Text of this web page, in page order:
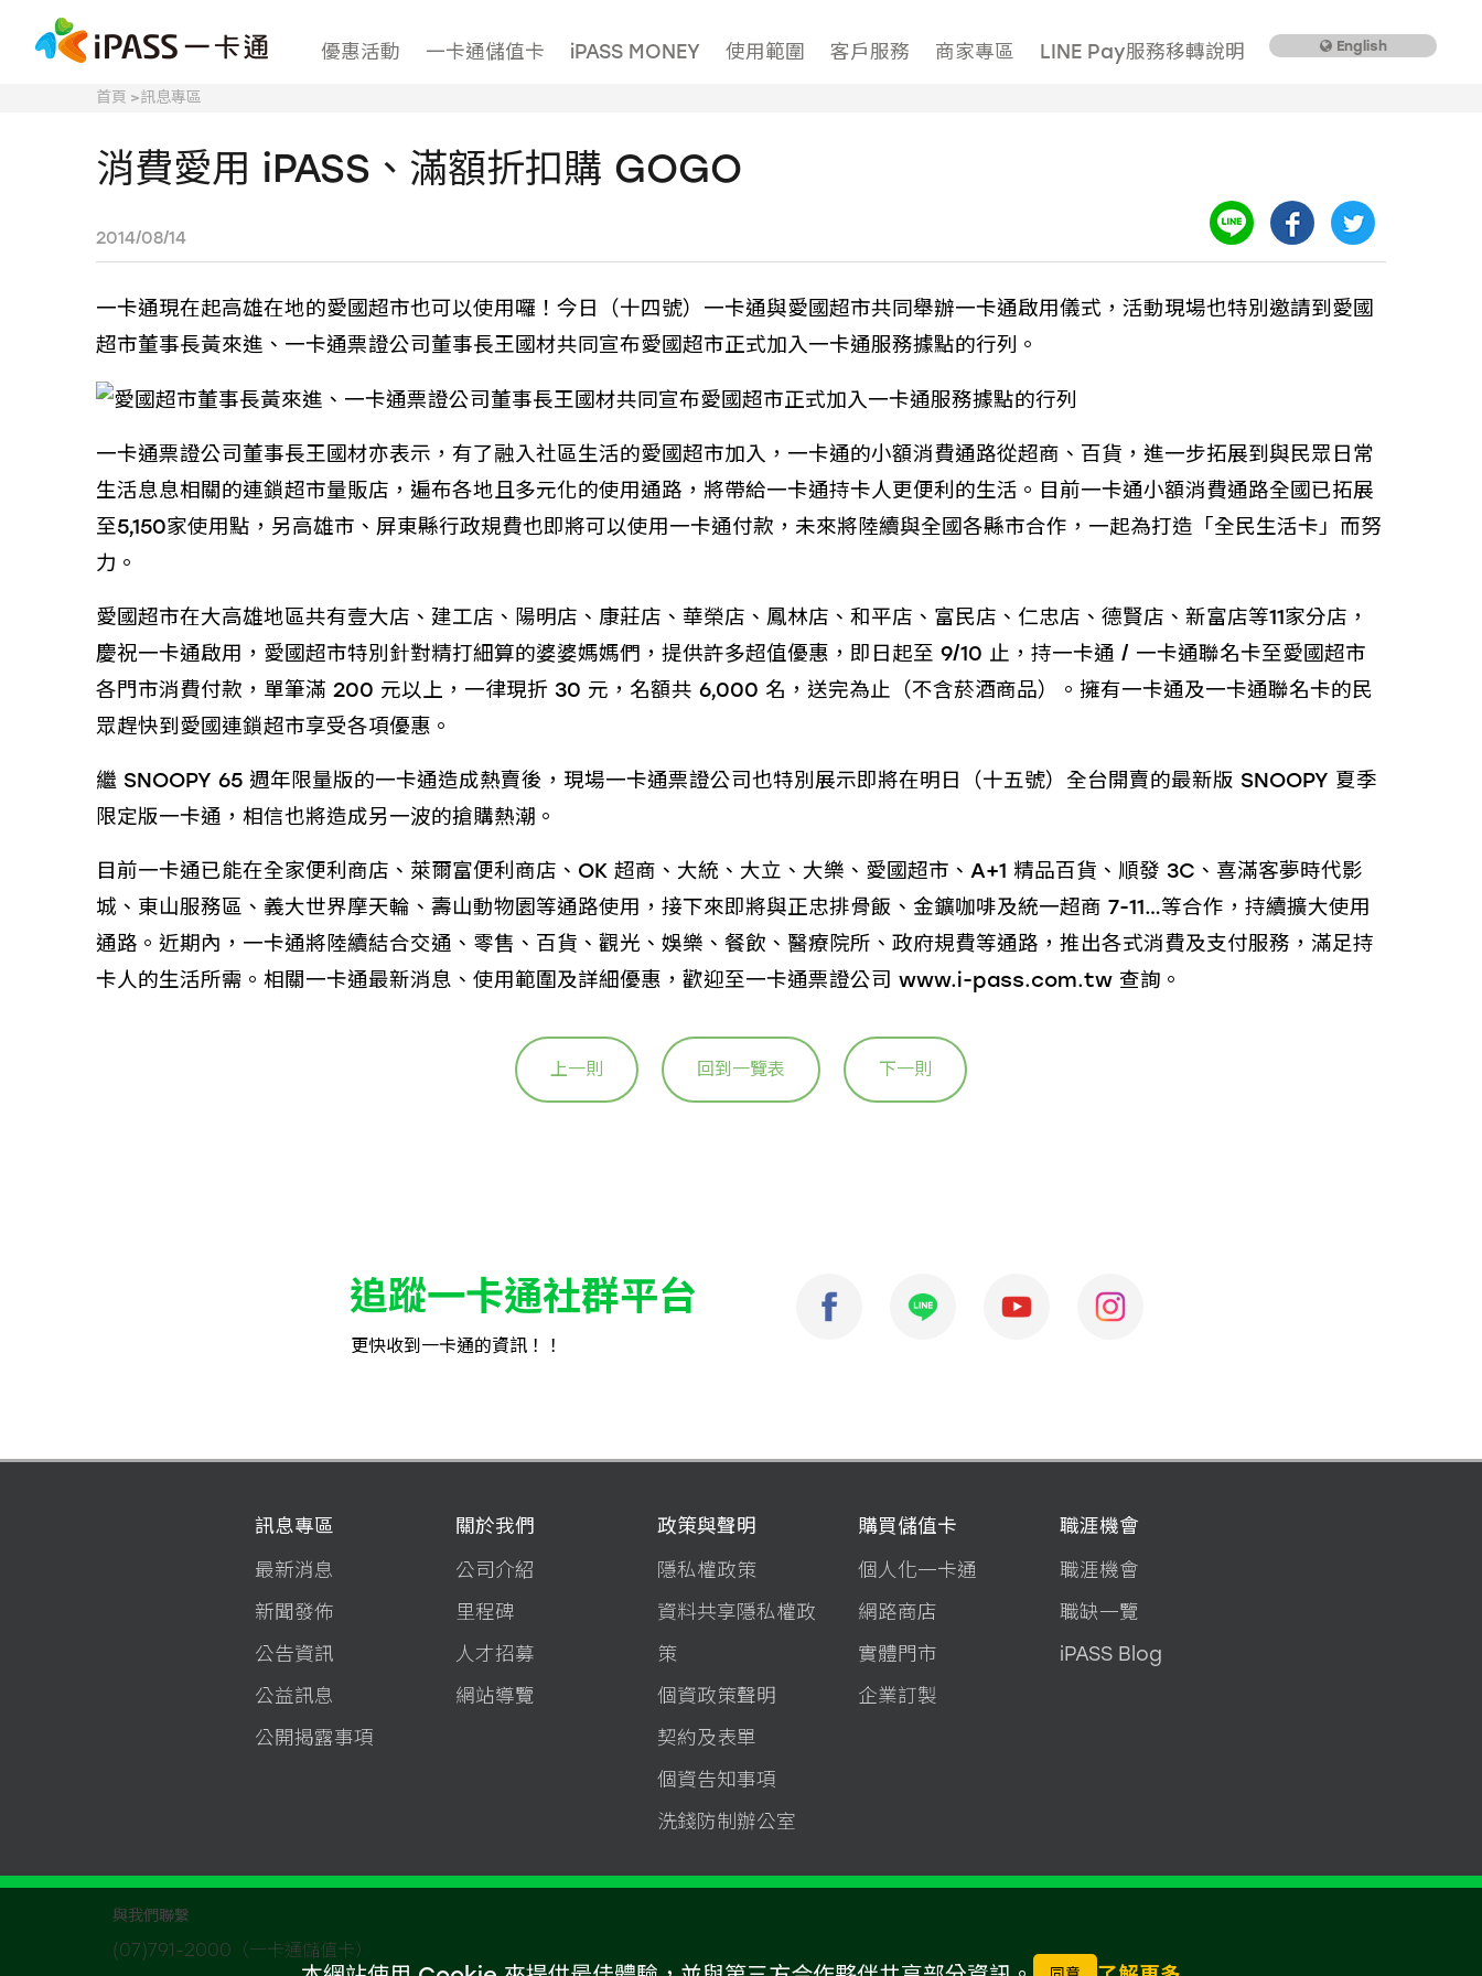
優惠活動 一卡通儲值卡 iPASS MONEY 使用範圍 客戶服務 商家專區 LINE Pay服務移轉說明 English
首頁 >訊息專區
消費愛用 iPASS、滿額折扣購 GOGO
2014/08/14
一卡通現在起高雄在地的愛國超市也可以使用囉！今日（十四號）一卡通與愛國超市共同舉辦一卡通啟用儀式，活動現場也特別邀請到愛國
超市董事長黃來進、一卡通票證公司董事長王國材共同宣布愛國超市正式加入一卡通服務據點的行列。
一卡通票證公司董事長王國材亦表示，有了融入社區生活的愛國超市加入，一卡通的小額消費通路從超商、百貨，進一步拓展到與民眾日常
生活息息相關的連鎖超市量販店，遍布各地且多元化的使用通路，將帶給一卡通持卡人更便利的生活。目前一卡通小額消費通路全國已拓展
至5,150家使用點，另高雄市、屏東縣行政規費也即將可以使用一卡通付款，未來將陸續與全國各縣市合作，一起為打造「全民生活卡」而努
力。
愛國超市在大高雄地區共有壹大店、建工店、陽明店、康莊店、華榮店、鳳林店、和平店、富民店、仁忠店、德賢店、新富店等11家分店，
慶祝一卡通啟用，愛國超市特別針對精打細算的婆婆媽媽們，提供許多超值優惠，即日起至 9/10 止，持一卡通 / 一卡通聯名卡至愛國超市
各門市消費付款，單筆滿 200 元以上，一律現折 30 元，名額共 6,000 名，送完為止（不含菸酒商品）。擁有一卡通及一卡通聯名卡的民
眾趕快到愛國連鎖超市享受各項優惠。
繼 SNOOPY 65 週年限量版的一卡通造成熱賣後，現場一卡通票證公司也特別展示即將在明日（十五號）全台開賣的最新版 SNOOPY 夏季
限定版一卡通，相信也將造成另一波的搶購熱潮。
目前一卡通已能在全家便利商店、萊爾富便利商店、OK 超商、大統、大立、大樂、愛國超市、A+1 精品百貨、順發 3C、喜滿客夢時代影
城、東山服務區、義大世界摩天輪、壽山動物園等通路使用，接下來即將與正忠排骨飯、金鑛咖啡及統一超商 7-11…等合作，持續擴大使用
通路。近期內，一卡通將陸續結合交通、零售、百貨、觀光、娛樂、餐飲、醫療院所、政府規費等通路，推出各式消費及支付服務，滿足持
卡人的生活所需。相關一卡通最新消息、使用範圍及詳細優惠，歡迎至一卡通票證公司 www.i-pass.com.tw 查詢。
上一則 回到一覽表 下一則
追蹤一卡通社群平台
更快收到一卡通的資訊！！
訊息專區
最新消息
新聞發佈
公告資訊
公益訊息
公開揭露事項
關於我們
公司介紹
里程碑
人才招募
網站導覽
政策與聲明
隱私權政策
資料共享隱私權政
策
個資政策聲明
契約及表單
個資告知事項
洗錢防制辦公室
購買儲值卡
個人化一卡通
網路商店
實體門市
企業訂製
職涯機會
職涯機會
職缺一覽
iPASS Blog
與我們聯繫
(07)791-2000（一卡通儲值卡）